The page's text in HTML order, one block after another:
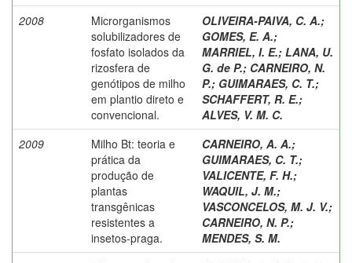
2008
Microrganismos
solubilizadores de
fosfato isolados da
rizosfera de
genótipos de milho
em plantio direto e
convencional.
OLIVEIRA-PAIVA, C. A.;
GOMES, E. A.;
MARRIEL, I. E.; LANA, U.
G. de P.; CARNEIRO, N.
P.; GUIMARAES, C. T.;
SCHAFFERT, R. E.;
ALVES, V. M. C.
2009
Milho Bt: teoria e
prática da
produção de
plantas
transgênicas
resistentes a
insetos-praga.
CARNEIRO, A. A.;
GUIMARAES, C. T.;
VALICENTE, F. H.;
WAQUIL, J. M.;
VASCONCELOS, M. J. V.;
CARNEIRO, N. P.;
MENDES, S. M.